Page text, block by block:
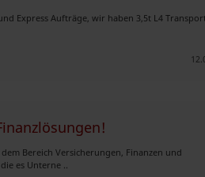
Express Aufträge, wir haben 3,5t L4
Bereich Versicherungen, Finanzen und
es Unterne ..